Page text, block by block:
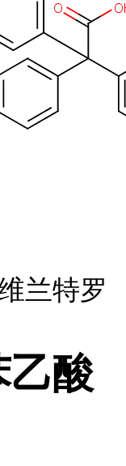
兰特罗
乙酸